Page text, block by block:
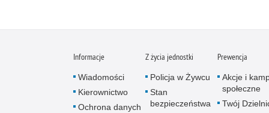
Informacje
Wiadomości
Kierownictwo
Ochrona danych
Z życia jednostki
Policja w Żywcu
Stan
bezpieczeństwa
Prewencja
Akcje i
społeczne
Twój